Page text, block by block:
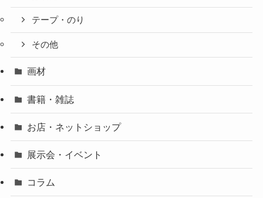
テープ・のり
その他
画材
書籍・雑誌
お店・ネットショップ
展示会・イベント
コラム